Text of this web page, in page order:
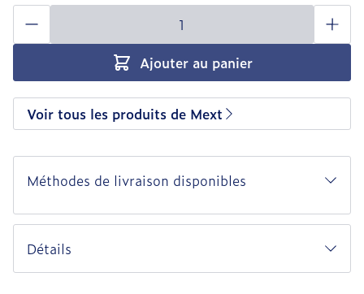
Quantité
Ajouter au panier
Voir tous les produits de Mext
Méthodes de livraison disponibles
Détails